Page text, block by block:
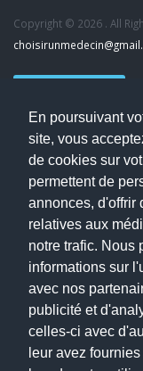
En poursuivant
site, vous
de cookies sur
permettent de
annonces, d'offrir
relatives aux
notre trafic. Nous
informations sur
avec nos
publicité et
celles-ci avec
leur avez
Copyright © 2026 . All
Accueil
Blog
Mon compte
Dernier avis : PASCAL
Mentions légales
Politique de confidentialité